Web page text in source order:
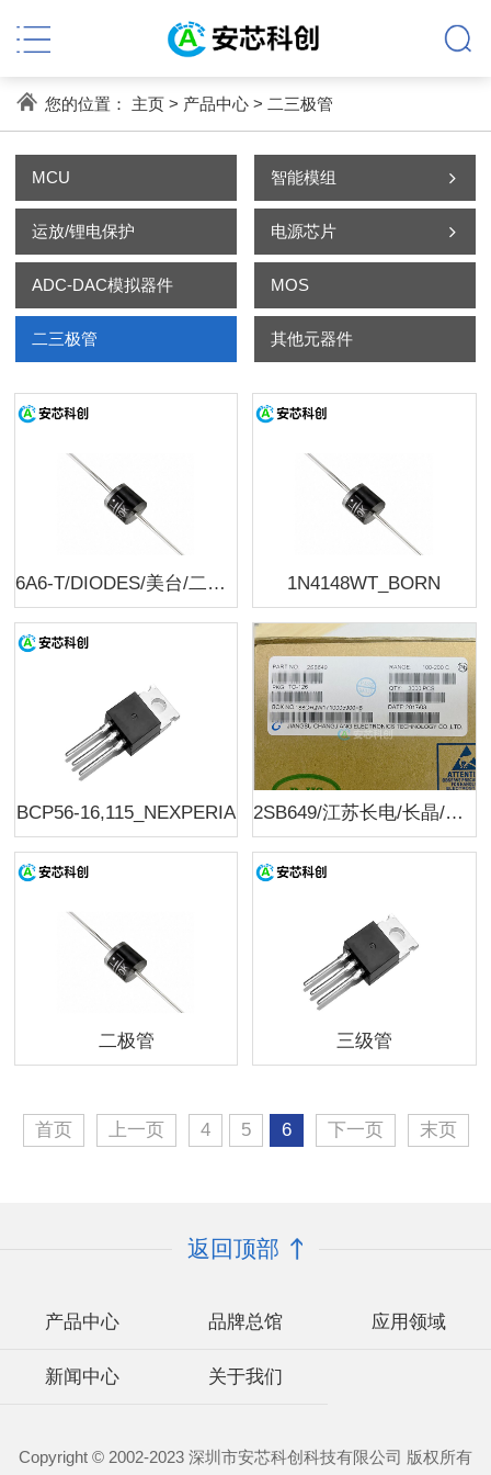
您的位置： 主页> 产品中心> 二三极管
MCU 智能模组
运放/锂电保护 电源芯片
ADC-DAC模拟器件 MOS
二三极管 其他元器件
6A6-T/DIODES/美台/二极管 1N4148WT_BORN
BCP56-16,115_NEXPERIA 2SB649/江苏长电/长晶/三极管
二极管 三级管
首页 上一页 4 5 6 下一页 末页
返回顶部
产品中心 品牌总馆 应用领域
新闻中心 关于我们
Copyright © 2002-2023 深圳市安芯科创科技有限公司 版权所有